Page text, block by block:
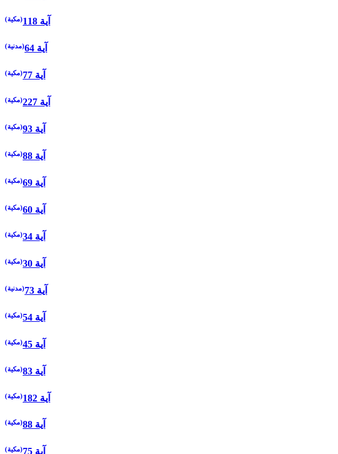
(مكية) 118 آية
(مدنية) 64 آية
(مكية) 77 آية
(مكية) 227 آية
(مكية) 93 آية
(مكية) 88 آية
(مكية) 69 آية
(مكية) 60 آية
(مكية) 34 آية
(مكية) 30 آية
(مدنية) 73 آية
(مكية) 54 آية
(مكية) 45 آية
(مكية) 83 آية
(مكية) 182 آية
(مكية) 88 آية
(مكية) 75 آية